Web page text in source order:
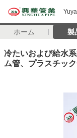
ホーム 製
冷たいおよび給水
ム管、プラスチッ